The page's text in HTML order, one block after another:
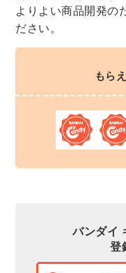
よりよい商品開発の
ださい。
もら
バンダイ
登